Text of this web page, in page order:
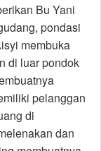
Bu Yani
pondasi
membuka
di luar pondok
pelanggan
di
dan